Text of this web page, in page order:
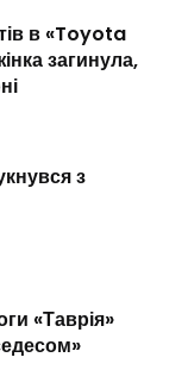
в «Toyota
загинула,
з
«Таврія»